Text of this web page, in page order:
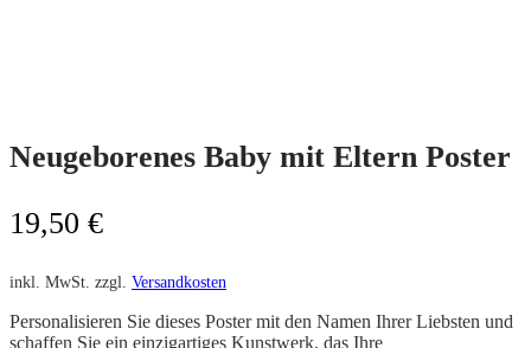
Neugeborenes Baby mit Eltern Poster
19,50 €
inkl. MwSt. zzgl. Versandkosten
Personalisieren Sie dieses Poster mit den Namen Ihrer Liebsten und
schaffen Sie ein einzigartiges Kunstwerk, das Ihre